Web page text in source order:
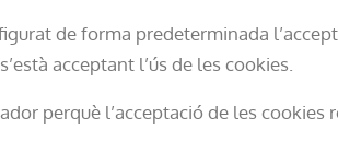
de forma predeterminada
acceptant l’ús de les cookies.
perquè l’acceptació de les